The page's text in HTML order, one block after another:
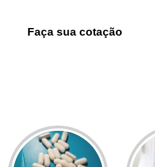
Faça sua cotação